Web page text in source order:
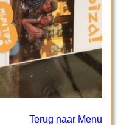
Terug naar Menu